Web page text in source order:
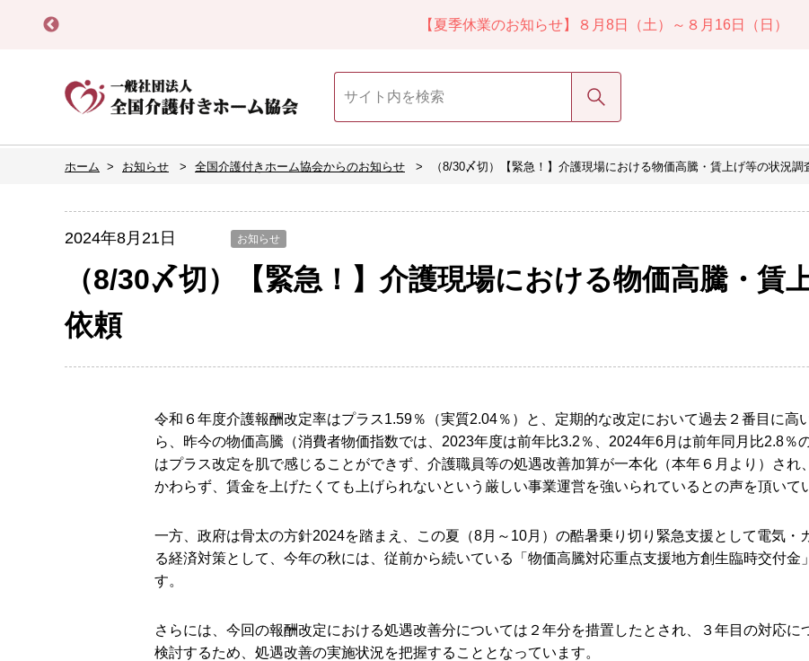
【夏季休業のお知らせ】８月8日（土）～８月16日（日）
検索
ホーム お知らせ 全国介護付きホーム協会からのお知らせ （8/30〆切）【緊急！】介護現場における物価高騰・賃上げ等の状況調
2024年8月21日 お知らせ
（8/30〆切）【緊急！】介護現場における物価高騰・賃
依頼
令和６年度介護報酬改定率はプラス1.59％（実質2.04％）と、定期的な改定において過去２番目に高
ら、昨今の物価高騰（消費者物価指数では、2023年度は前年比3.2％、2024年6月は前年同月比2.8％
はプラス改定を肌で感じることができず、介護職員等の処遇改善加算が一本化（本年６月より）さ
かわらず、賃金を上げたくても上げられないという厳しい事業運営を強いられているとの声を頂いて
一方、政府は骨太の方針2024を踏まえ、この夏（8月～10月）の酷暑乗り切り緊急支援として電気・
る経済対策として、今年の秋には、従前から続いている「物価高騰対応重点支援地方創生臨時交付
す。
さらには、今回の報酬改定における処遇改善分については２年分を措置したとされ、３年目の対応
検討するため、処遇改善の実施状況を把握することとなっています。